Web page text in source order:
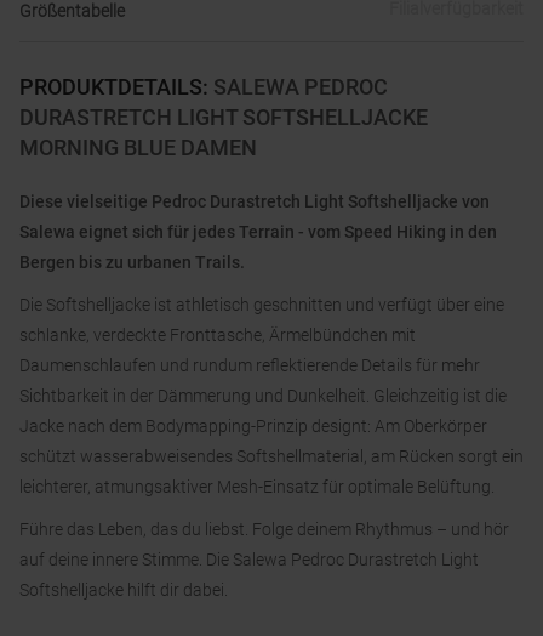
PRODUKTDETAILS: SALEWA PEDROC
DURASTRETCH LIGHT SOFTSHELLJACKE
MORNING BLUE DAMEN
Diese vielseitige Pedroc Durastretch Light Softshelljacke von
Salewa eignet sich für jedes Terrain - vom Speed Hiking in den
Bergen bis zu urbanen Trails.
Die Softshelljacke ist athletisch geschnitten und verfügt über eine
schlanke, verdeckte Fronttasche, Ärmelbündchen mit
Daumenschlaufen und rundum reflektierende Details für mehr
Sichtbarkeit in der Dämmerung und Dunkelheit. Gleichzeitig ist die
Jacke nach dem Bodymapping-Prinzip designt: Am Oberkörper
schützt wasserabweisendes Softshellmaterial, am Rücken sorgt ein
leichterer, atmungsaktiver Mesh-Einsatz für optimale Belüftung.
Führe das Leben, das du liebst. Folge deinem Rhythmus – und hör
auf deine innere Stimme. Die Salewa Pedroc Durastretch Light
Softshelljacke hilft dir dabei.
Größentabelle